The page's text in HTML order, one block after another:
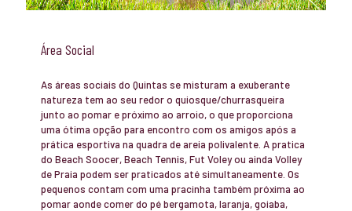
Área Social
As áreas sociais do Quintas se misturam a exuberante
natureza tem ao seu redor o quiosque/churrasqueira
junto ao pomar e próximo ao arroio, o que proporciona
uma ótima opção para encontro com os amigos após a
prática esportiva na quadra de areia polivalente. A pratica
do Beach Soocer, Beach Tennis, Fut Voley ou ainda Volley
de Praia podem ser praticados até simultaneamente. Os
pequenos contam com uma pracinha também próxima ao
pomar aonde comer do pé bergamota, laranja, goiaba,